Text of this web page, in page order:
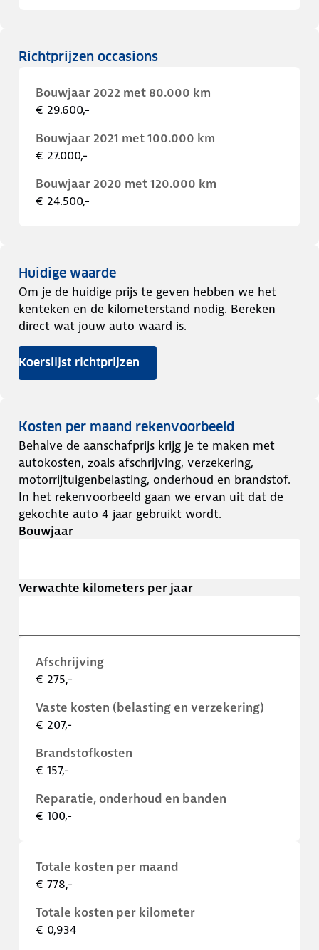
Richtprijzen occasions
Bouwjaar 2022 met 80.000 km
€ 29.600,-
Bouwjaar 2021 met 100.000 km
€ 27.000,-
Bouwjaar 2020 met 120.000 km
€ 24.500,-
Huidige waarde
Om je de huidige prijs te geven hebben we het
kenteken en de kilometerstand nodig. Bereken
direct wat jouw auto waard is.
Koerslijst richtprijzen
Kosten per maand rekenvoorbeeld
Behalve de aanschafprijs krijg je te maken met
autokosten, zoals afschrijving, verzekering,
motorrijtuigenbelasting, onderhoud en brandstof.
In het rekenvoorbeeld gaan we ervan uit dat de
gekochte auto 4 jaar gebruikt wordt.
Bouwjaar
Verwachte kilometers per jaar
Afschrijving
€ 275,-
Vaste kosten (belasting en verzekering)
€ 207,-
Brandstofkosten
€ 157,-
Reparatie, onderhoud en banden
€ 100,-
Totale kosten per maand
€ 778,-
Totale kosten per kilometer
€ 0,934